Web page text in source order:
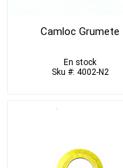
Camloc Grumete
En stock
Sku #: 4002-N2